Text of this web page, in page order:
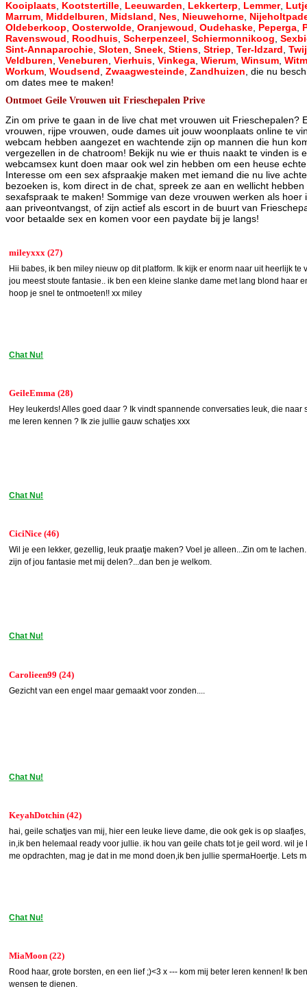
Kooiplaats Kootstertille Leeuwarden Lekkerterp Lemmer,
Marrum Middelburen Midsland Nes Nieuwehorne
Oldeberkoop Oosterwolde Oranjewoud Oudehaske Peperga
Ravenswoud
Roodhuis Scherpenzeel Schiermonnikoog
Sint-Annaparochie Sloten Sneek Stiens Striep Ter-Idzard
Veldburen Veneburen Vierhuis Vinkega Wierum Winsum
Workum Woudsend Zwaagwesteinde Zandhuizen , die nu
om dates mee te maken!
Ontmoet Geile Vrouwen uit Frieschepalen Prive
Zin om prive te gaan in de live chat met vrouwen uit Frieschepalen?
vrouwen, rijpe vrouwen, oude dames uit jouw woonplaats online te
webcam hebben aangezet en wachtende zijn op mannen die hun
vergezellen in de chatroom! Bekijk nu wie er thuis naakt te vinden is
webcamsex kunt doen maar ook wel zin hebben om een heuse
Interesse om een sex afspraakje maken met iemand die nu live
bezoeken is, kom direct in de chat, spreek ze aan en wellicht
sexafspraak te maken! Sommige van deze vrouwen werken als hoer
aan priveontvangst, of zijn actief als escort in de buurt van
voor betaalde sex en komen voor een paydate bij je langs!
mileyxxx (27)
Hii babes, ik ben miley nieuw op dit platform. Ik kijk er enorm naar uit heerlijk te
jou meest stoute fantasie.. ik ben een kleine slanke dame met lang blond haar
hoop je snel te ontmoeten!! xx miley
Chat Nu!
GeileEmma (28)
Hey leukerds! Alles goed daar ? Ik vindt spannende conversaties leuk, die naar
me leren kennen ? Ik zie jullie gauw schatjes xxx
Chat Nu!
CiciNice (46)
Wil je een lekker, gezellig, leuk praatje maken? Voel je alleen...Zin om te
zijn of jou fantasie met mij delen?...dan ben je welkom.
Chat Nu!
Carolieen99 (24)
Gezicht van een engel maar gemaakt voor zonden....
Chat Nu!
KeyahDotchin (42)
hai, geile schatjes van mij, hier een leuke lieve dame, die ook gek is op
in,ik ben helemaal ready voor jullie. ik hou van geile chats tot je geil word. wil
me opdrachten, mag je dat in me mond doen,ik ben jullie spermaHoertje. Lets
Chat Nu!
MiaMoon (22)
Rood haar, grote borsten, en een lief ;)<3 x --- kom mij beter leren kennen! Ik
wensen te dienen.